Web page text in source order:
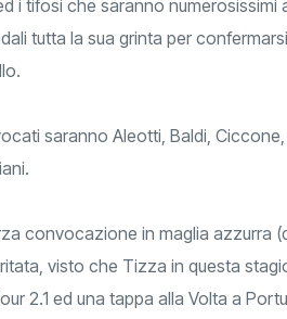
i tifosi che saranno
tutta la sua grinta per
saranno Aleotti, Baldi,
convocazione in maglia azzurra
visto che Tizza in questa
2.1 ed una tappa alla Volta a